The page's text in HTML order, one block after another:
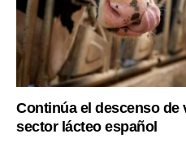
Continúa el descenso de
sector lácteo español